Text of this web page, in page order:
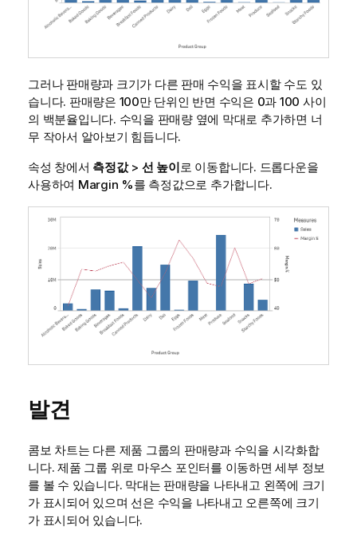
그러나 판매량과 크기가 다른 판매 수익을 표시할 수도 있
습니다. 판매량은 100만 단위인 반면 수익은 0과 100 사이
의 백분율입니다. 수익을 판매량 옆에 막대로 추가하면 너
무 작아서 알아보기 힘듭니다.
속성 창에서 측정값> 선 높이로 이동합니다. 드롭다운을
사용하여 Margin %를 측정값으로 추가합니다.
발견
콤보 차트는 다른 제품 그룹의 판매량과 수익을 시각화합
니다. 제품 그룹 위로 마우스 포인터를 이동하면 세부 정보
를 볼 수 있습니다. 막대는 판매량을 나타내고 왼쪽에 크기
가 표시되어 있으며 선은 수익을 나타내고 오른쪽에 크기
가 표시되어 있습니다.